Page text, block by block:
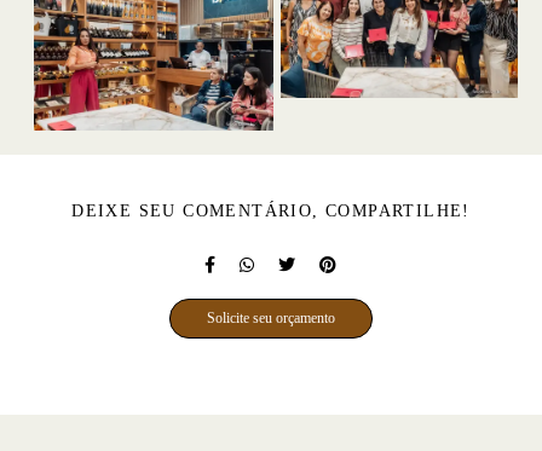
DEIXE SEU COMENTÁRIO, COMPARTILHE!
Solicite seu orçamento